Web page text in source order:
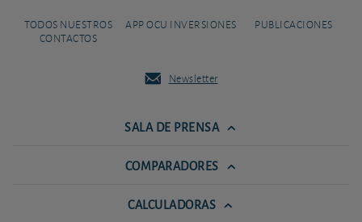
TODOS NUESTROS
CONTACTOS
APP OCU INVERSIONES PUBLICACIONES
Newsletter
SALA DE PRENSA
COMPARADORES
CALCULADORAS